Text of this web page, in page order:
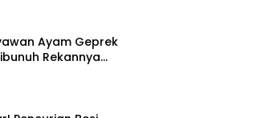
Ayam Geprek
Rekannya
Diajak Merampok